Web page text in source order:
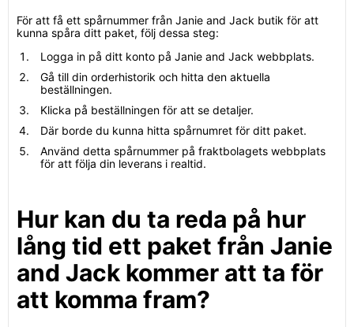
För att få ett spårnummer från Janie and Jack butik för att
kunna spåra ditt paket, följ dessa steg:
Logga in på ditt konto på Janie and Jack webbplats.
Gå till din orderhistorik och hitta den aktuella
beställningen.
Klicka på beställningen för att se detaljer.
Där borde du kunna hitta spårnumret för ditt paket.
Använd detta spårnummer på fraktbolagets webbplats
för att följa din leverans i realtid.
Hur kan du ta reda på hur
lång tid ett paket från Janie
and Jack kommer att ta för
att komma fram?